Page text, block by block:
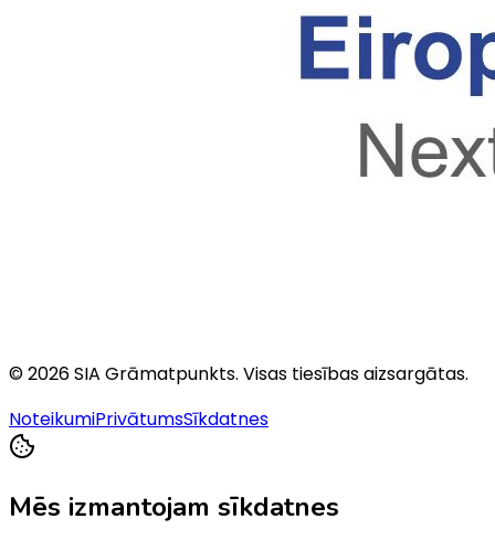
©2026SIA Grāmatpunkts. Visas tiesības aizsargātas.
NoteikumiPrivātumsSīkdatnes
Mēs izmantojam sīkdatnes